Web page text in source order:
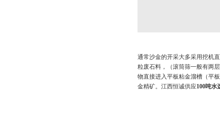
通常沙金的开采大多采用挖机
粒废石料，（滚筒筛一般有两
物直接进入平板粘金溜槽（平
金精矿。江西恒诚供应100吨水